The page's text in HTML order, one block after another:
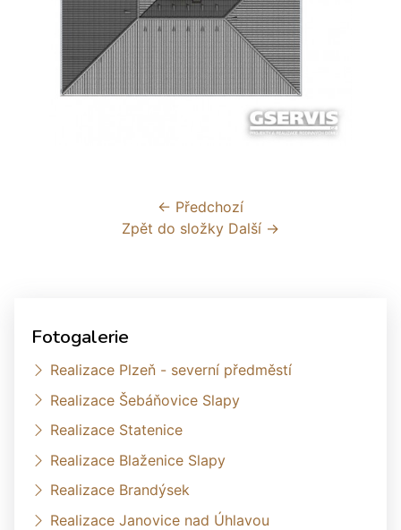
← Předchozí
Zpět do složky Další →
Fotogalerie
Realizace Plzeň - severní předměstí
Realizace Šebáňovice Slapy
Realizace Statenice
Realizace Blaženice Slapy
Realizace Brandýsek
Realizace Janovice nad Úhlavou